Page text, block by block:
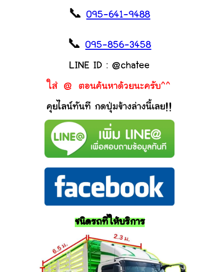
📞095-641-9488
📞095-856-3458
LINE ID : @chatee
ใส่ @ ตอนค้นหาด้วยนะครับ^^
คุยไลน์ทันที กดปุ่มข้างล่างนี้เลย!!
ชนิดรถที่ให้บริการ